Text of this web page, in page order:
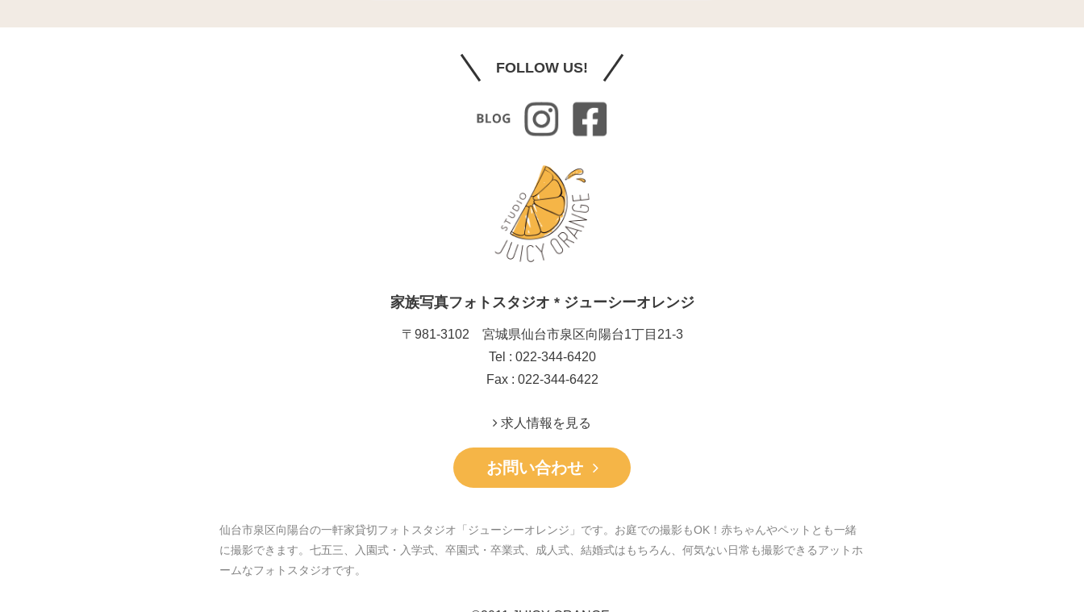
FOLLOW US!
家族写真フォトスタジオ * ジューシーオレンジ
〒981-3102 宮城県仙台市泉区向陽台1丁目21-3
Tel : 022-344-6420
Fax : 022-344-6422
求人情報を見る
お問い合わせ
仙台市泉区向陽台の一軒家貸切フォトスタジオ「ジューシーオレンジ」です。お庭での撮影もOK！赤ちゃんやペットとも一緒
に撮影できます。七五三、入園式・入学式、卒園式・卒業式、成人式、結婚式はもちろん、何気ない日常も撮影できるアットホ
ームなフォトスタジオです。